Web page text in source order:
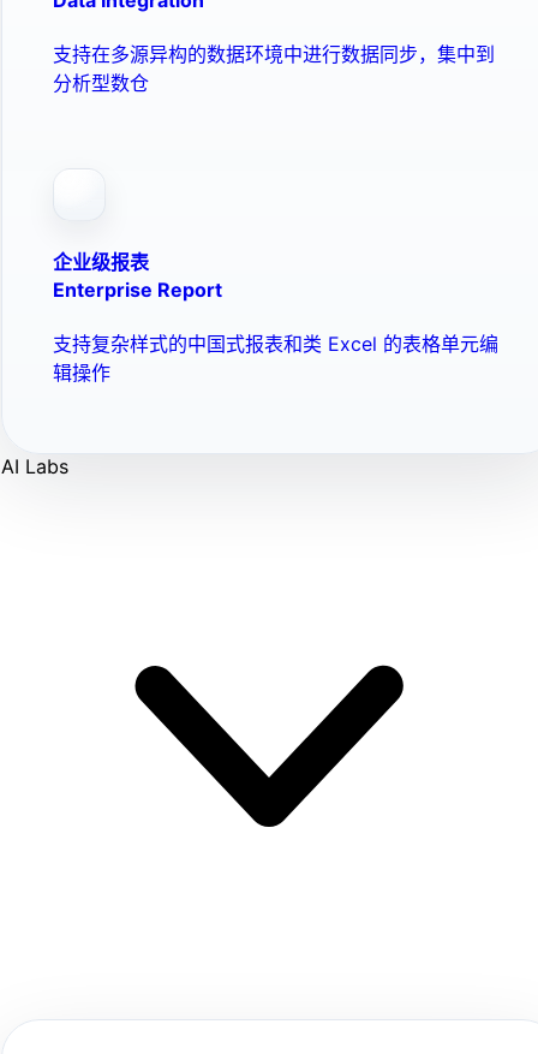
支持在多源异构的数据环境中进行数据同步，集中到
分析型数仓
企业级报表
Enterprise Report
支持复杂样式的中国式报表和类 Excel 的表格单元编
辑操作
AI Labs